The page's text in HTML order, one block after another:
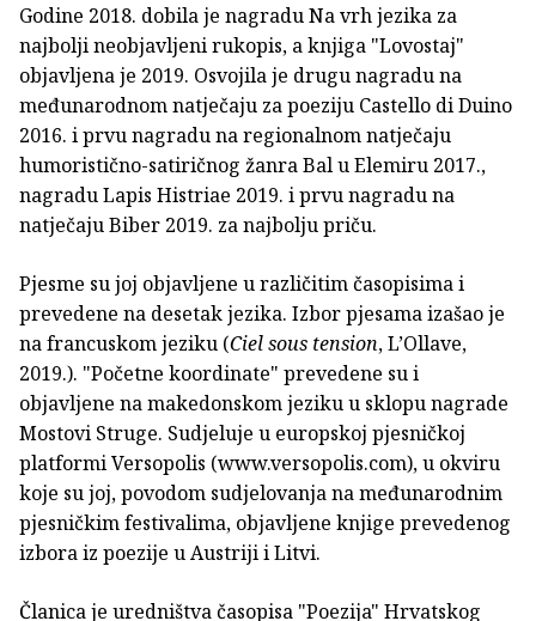
Godine 2018. dobila je nagradu Na vrh jezika za
najbolji neobjavljeni rukopis, a knjiga "Lovostaj"
objavljena je 2019. Osvojila je drugu nagradu na
međunarodnom natječaju za poeziju Castello di Duino
2016. i prvu nagradu na regionalnom natječaju
humoristično-satiričnog žanra Bal u Elemiru 2017.,
nagradu Lapis Histriae 2019. i prvu nagradu na
natječaju Biber 2019. za najbolju priču.
Pjesme su joj objavljene u različitim časopisima i
prevedene na desetak jezika. Izbor pjesama izašao je
na francuskom jeziku (Ciel sous tension, L’Ollave,
2019.). "Početne koordinate" prevedene su i
objavljene na makedonskom jeziku u sklopu nagrade
Mostovi Struge. Sudjeluje u europskoj pjesničkoj
platformi Versopolis (www.versopolis.com), u okviru
koje su joj, povodom sudjelovanja na međunarodnim
pjesničkim festivalima, objavljene knjige prevedenog
izbora iz poezije u Austriji i Litvi.
Članica je uredništva časopisa "Poezija" Hrvatskog